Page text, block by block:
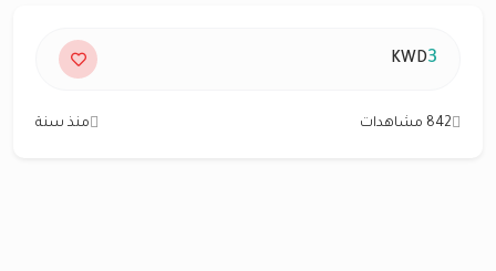
3
KWD
842 مشاهدات منذ سنة